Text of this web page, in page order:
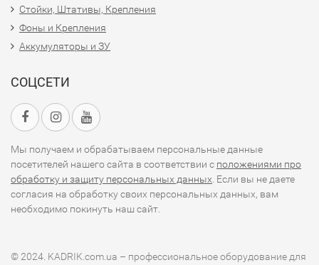
Стойки, Штативы, Крепления
Фоны и Крепления
Аккумуляторы и ЗУ
СОЦСЕТИ
Мы получаем и обрабатываем персональные данные
посетителей нашего сайта в соответствии с положениями про
обработку и защиту персональных данных . Если вы не даете
согласия на обработку своих персональных данных, вам
необходимо покинуть наш сайт.
© 2024. KADRIK.com.ua – профессиональное оборудование для